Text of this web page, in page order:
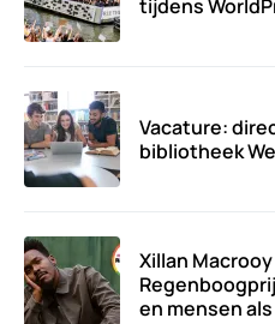
tijdens
Vacature:
bibliotheek
Xillan
en mensen